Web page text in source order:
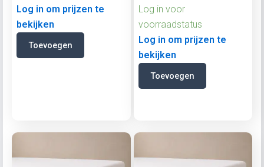
Log in om prijzen te
bekijken
Toevoegen
Log in voor
voorraadstatus
Log in om prijzen te
bekijken
Toevoegen